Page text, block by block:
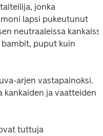
jonka
lapsi pukeutunut
neutraaleissa
puput kuin
arjen vastapainoksi.
ja vaatteiden
tuttuja